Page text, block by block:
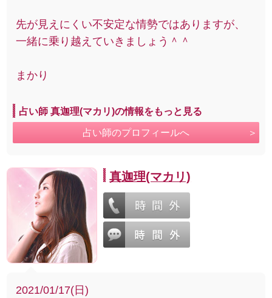
先が見えにくい不安定な情勢ではありますが、
一緒に乗り越えていきましょう＾＾
まかり
占い師 真迦理(マカリ)の情報をもっと見る
占い師のプロフィールへ
真迦理(マカリ)
2021/01/17(日)